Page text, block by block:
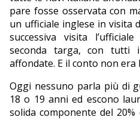
pare fosse osservata con
un ufficiale inglese in visita
successiva visita
seconda targa, con tutti
affondate. E il conto non
Oggi nessuno parla più di
18 o 19 anni ed escono
solida componente del 20%